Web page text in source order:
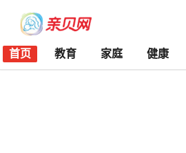
首页 教育 家庭 健康